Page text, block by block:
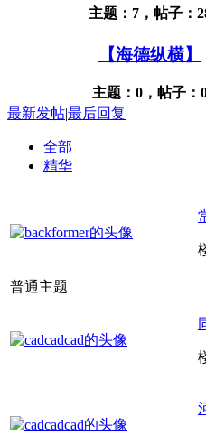
主题：7，帖子：
【海德纵横】
主题：0，帖子：
最新发帖|最后回复
全部
精华
普通主题